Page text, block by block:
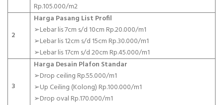
Rp.105.000/m2
2
Harga Pasang List Profil
➢Lebar lis 7cm s/d 10cm Rp.20.000/m1
➢Lebar lis 12cm s/d 15cm Rp.30.000/m1
➢Lebar lis 17cm s/d 20cm Rp.45.000/m1
3
Harga Desain Plafon Standar
➢Drop ceiling Rp.55.000/m1
➢Up Ceiling (Kolong) Rp.100.000/m1
➢Drop oval Rp.170.000/m1